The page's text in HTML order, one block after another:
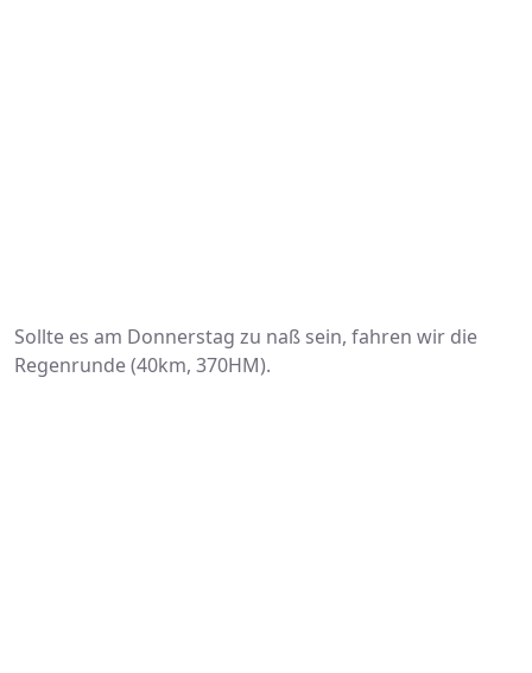
Sollte es am Donnerstag zu naß sein, fahren wir die
Regenrunde (40km, 370HM).